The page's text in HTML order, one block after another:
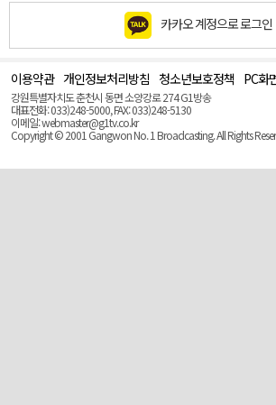
카카오 계정으로 로그인
이용약관 개인정보처리방침 청소년보호정책 PC화
강원특별자치도 춘천시 동면 소양강로 274 G1방송
대표전화: 033)248-5000, FAX: 033)248-5130
이메일: webmaster@g1tv.co.kr
Copyright © 2001 Gangwon No. 1 Broadcasting. All Rights